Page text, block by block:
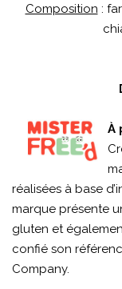
Composition :
À
réalisées à base
marque présente
gluten et
confié son
Company.